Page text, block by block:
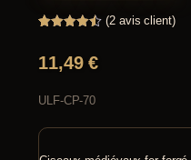
basé
sur
client
(2 avis client)
11,49€
ULF-CP-70